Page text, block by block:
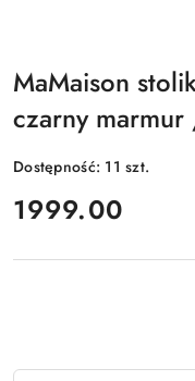
MaMaison
czarny
Dostępność: 11szt.
cena:
1999.00